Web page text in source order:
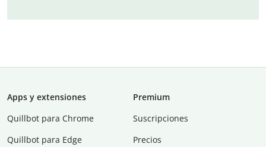
Apps y extensiones
Quillbot para Chrome
Quillbot para Edge
Premium
Suscripciones
Precios